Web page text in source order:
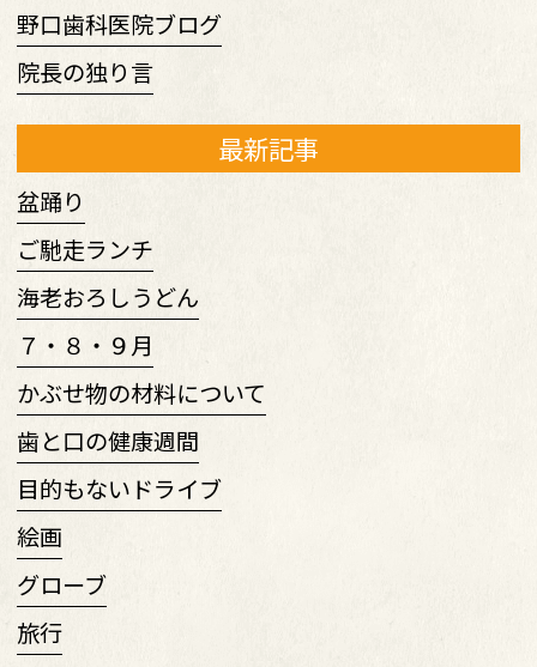
野口歯科医院ブログ
院長の独り言
最新記事
盆踊り
ご馳走ランチ
海老おろしうどん
７・８・９月
かぶせ物の材料について
歯と口の健康週間
目的もないドライブ
絵画
グローブ
旅行